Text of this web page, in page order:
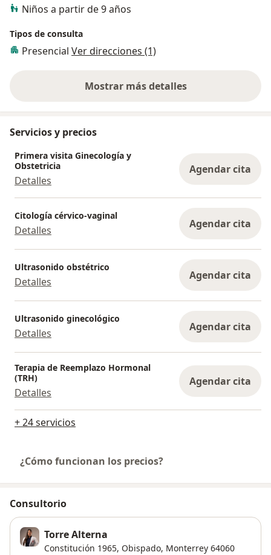
Niños a partir de 9 años
Tipos de consulta
Presencial Ver direcciones (1)
Mostrar más detalles
sobre la experiencia
Servicios y precios
Primera visita Ginecología y
Obstetricia
Detalles
Agendar cita
Citología cérvico-vaginal
Detalles Agendar cita
Ultrasonido obstétrico
Detalles Agendar cita
Ultrasonido ginecológico
Detalles Agendar cita
Terapia de Reemplazo Hormonal
(TRH)
Detalles
Agendar cita
+ 24 servicios
¿Cómo funcionan los precios?
Consultorio
Torre Alterna
Constitución 1965, Obispado, Monterrey 64060